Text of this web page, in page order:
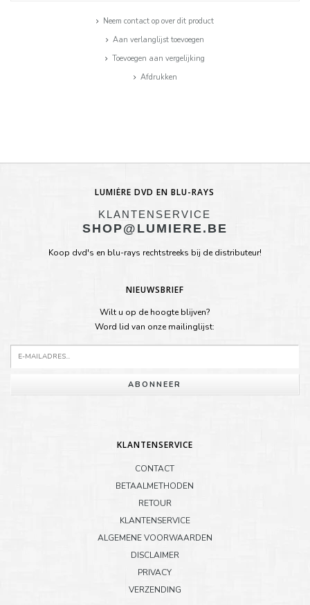
Neem contact op over dit product
Aan verlanglijst toevoegen
Toevoegen aan vergelijking
Afdrukken
LUMIÈRE DVD EN BLU-RAYS
KLANTENSERVICE
SHOP@LUMIERE.BE
Koop dvd's en blu-rays rechtstreeks bij de distributeur!
NIEUWSBRIEF
Wilt u op de hoogte blijven?
Word lid van onze mailinglijst:
ABONNEER
KLANTENSERVICE
CONTACT
BETAALMETHODEN
RETOUR
KLANTENSERVICE
ALGEMENE VOORWAARDEN
DISCLAIMER
PRIVACY
VERZENDING